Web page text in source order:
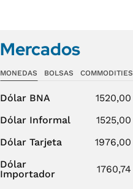
Mercados
MONEDAS BOLSAS COMMODITIES
Dólar BNA 1520,00
Dólar Informal
1525,00
Dólar Tarjeta
1976,00
Dólar
Importador
1760,74